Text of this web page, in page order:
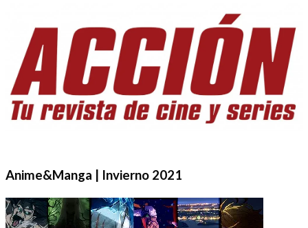
Anime&Manga | Invierno 2021